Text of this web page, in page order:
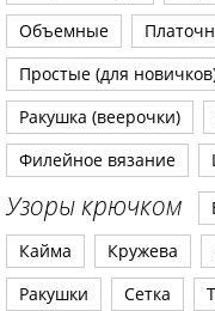
Объемные
Простые (для
Ракушка (веерочки)
Филейное вязание
Узоры крючком
Кайма
Кружева
Ракушки
Сетка